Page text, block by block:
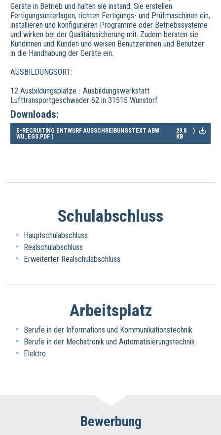
Geräte in Betrieb und halten sie instand. Sie erstellen
Fertigungsunterlagen, richten Fertigungs- und Prüfmaschinen ein,
installieren und konfigurieren Programme oder Betriebssysteme
und wirken bei der Qualitätssicherung mit. Zudem beraten sie
Kundinnen und Kunden und weisen Benutzerinnen und Benutzer
in die Handhabung der Geräte ein.
AUSBILDUNGSORT:
12 Ausbildungsplätze - Ausbildungswerkstatt
Lufttransportgeschwader 62 in 31515 Wunstorf
Downloads:
E-RECRUITING ENTWURF AUSSCHREIBUNGSTEXT ABW
WU_EGS.PDF (
29.8
KB
)
Schulabschluss
Hauptschulabschluss
Realschulabschluss
Erweiterter Realschulabschluss
Arbeitsplatz
Berufe in der Informations und Kommunikationstechnik
Berufe in der Mechatronik und Automatisierungstechnik
Elektro
Bewerbung